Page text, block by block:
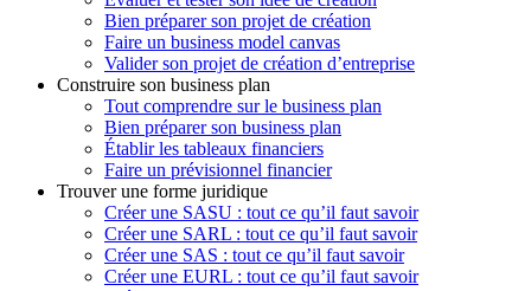
Bien préparer son projet de création
Faire un business model canvas
Valider son projet de création d’entreprise
Construire son business plan
Tout comprendre sur le business plan
Bien préparer son business plan
Établir les tableaux financiers
Faire un prévisionnel financier
Trouver une forme juridique
Créer une SASU : tout ce qu’il faut savoir
Créer une SARL : tout ce qu’il faut savoir
Créer une SAS : tout ce qu’il faut savoir
Créer une EURL : tout ce qu’il faut savoir